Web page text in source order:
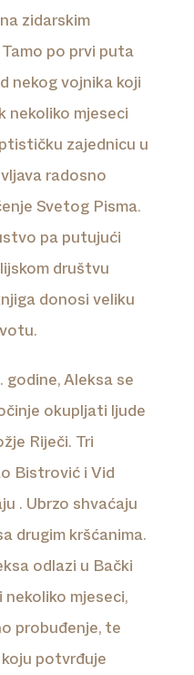
zidarskim
po prvi puta
nekog vojnika koji
nekoliko mjeseci
zajednicu u
radosno
Svetog Pisma.
pa putujući
društvu
donosi veliku
godine, Aleksa se
okupljati ljude
Riječi. Tri
Bistrović i Vid
. Ubrzo shvaćaju
drugim kršćanima.
odlazi u Bački
mjeseci,
probuđenje, te
potvrđuje